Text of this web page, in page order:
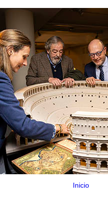
Inicio